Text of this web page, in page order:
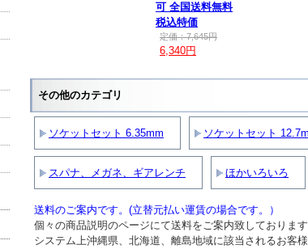
可 全国送料無料
税込特価
定価：7,645円
6,340円
その他のカテゴリ
ソケットセット 6.35mm ソケットセット
スパナ、メガネ、ギアレンチ ほかいろいろ
送料のご案内です。(立替元払い運賃の場合です。）
個々の商品説明のページにて送料をご案内致しております
システム上沖縄県、北海道、離島地域に該当されるお客